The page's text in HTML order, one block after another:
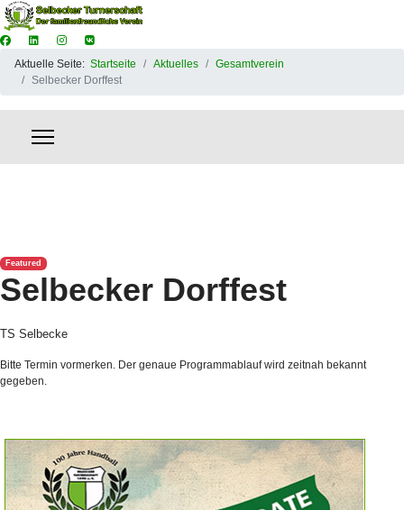
Aktuelle Seite: Startseite Aktuelles
Gesamtverein
Selbecker Dorffest
Featured
Selbecker Dorffest
TS Selbecke
Bitte Termin vormerken. Der genaue Programmablauf wird zeitnah bekannt
gegeben.